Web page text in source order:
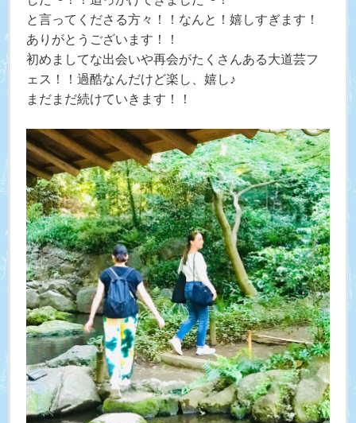
と言ってくださる方々！！なんと！嬉しすぎます！
ありがとうございます！！
初めましてな出会いや再会がたくさんある大道芸フ
ェス！！過酷なんだけど楽し、嬉し♪
まだまだ続けていきます！！